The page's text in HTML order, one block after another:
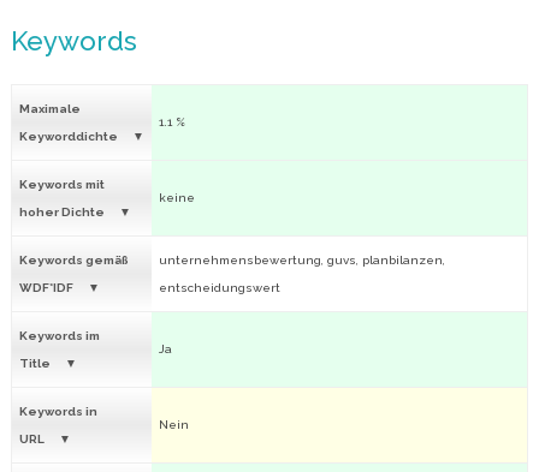
Keywords
Maximale
Keyworddichte
1.1 %
Keywords mit
hoher Dichte
keine
Keywords gemäß
WDF*IDF
unternehmensbewertung, guvs, planbilanzen,
entscheidungswert
Keywords im
Title
Ja
Keywords in
URL
Nein